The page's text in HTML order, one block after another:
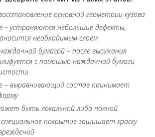
основной геометрии кузова
– устраняются небольшие дефекты,
необходимым слоем
бумагой – после высыхания
с помощью наждачной бумаги
– выравнивающий состав принимает
быть локальной либо полной
специальное покрытие защищает краску